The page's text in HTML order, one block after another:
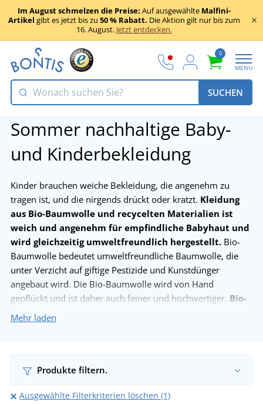
Im August schmelzen die Preise: Auf ausgewählte Malfini-
Artikel gibt es jetzt bis zu 50 % Rabatt. Die Aktion gilt nur bis zum
16. August. Jetzt entdecken.
0
MENU
SUCHEN
Sommer nachhaltige Baby-
und Kinderbekleidung
Kinder brauchen weiche Bekleidung, die angenehm zu
tragen ist, und die nirgends drückt oder kratzt. Kleidung
aus Bio-Baumwolle und recycelten Materialien ist
weich und angenehm für empfindliche Babyhaut und
wird gleichzeitig umweltfreundlich hergestellt. Bio-
Baumwolle bedeutet umweltfreundliche Baumwolle, die
unter Verzicht auf giftige Pestizide und Kunstdünger
angebaut wird. Die Bio-Baumwolle wird von Hand
gepflückt und ist daher auch feiner und hochwertiger. Bio-
Baumwolle ist gesundheitlich unbedenklich und
hergestellt. Für die Herstellung von rPET Kleidung werden
die Flaschen gewaschen, sortiert, zu PET-Flakes verarbeitet
und dann erhitzt. Anschließend wird der geschmolzene
Kunststoff in einem Sprühdüsenverfahren zu Fäden
Mehr laden
Produkte filtern.
Ausgewählte Filterkriterien löschen (1)